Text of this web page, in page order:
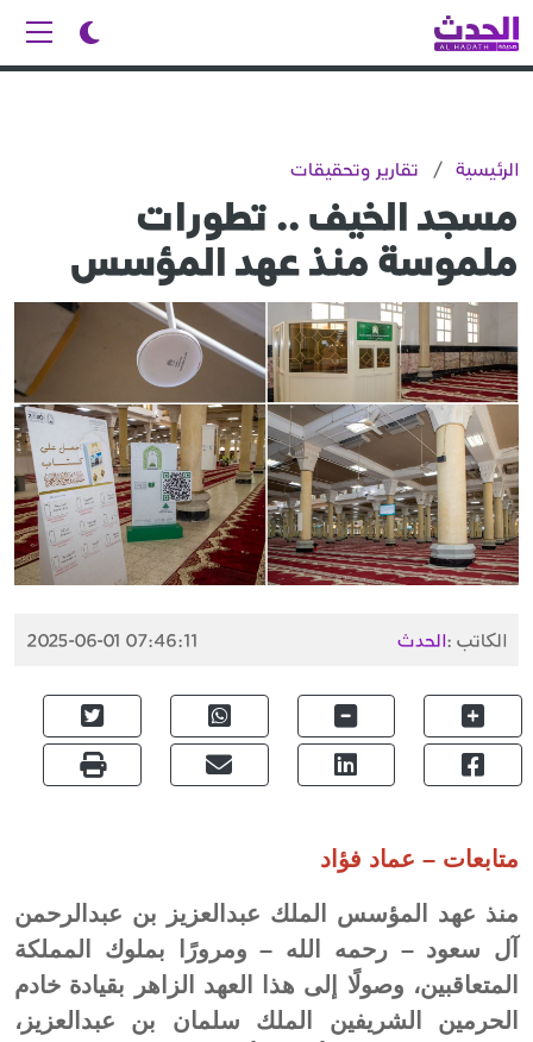
الرئيسية / تقارير وتحقيقات
مسجد الخيف .. تطورات
ملموسة منذ عهد المؤسس
الكاتب :الحدث 2025-06-01 07:46:11
متابعات – عماد فؤاد
منذ عهد المؤسس الملك عبدالعزيز بن عبدالرحمن
آل سعود – رحمه الله – ومرورًا بملوك المملكة
المتعاقبين، وصولًا إلى هذا العهد الزاهر بقيادة خادم
الحرمين الشريفين الملك سلمان بن عبدالعزيز،